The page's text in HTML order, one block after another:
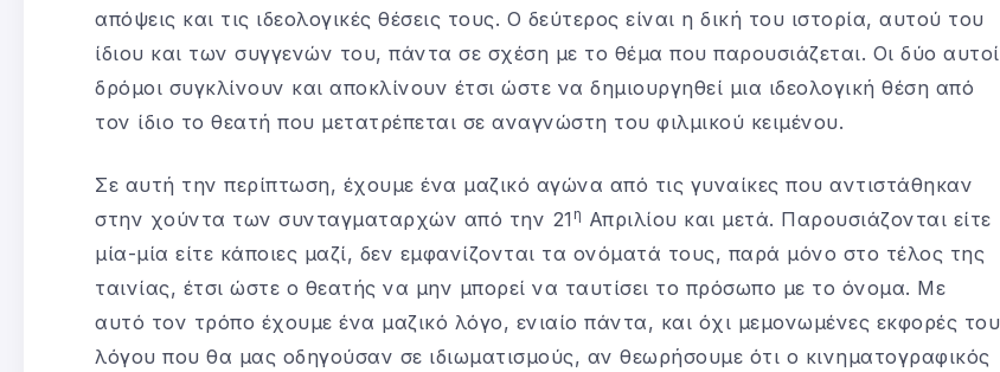
απόψεις και τις ιδεολογικές θέσεις τους. Ο δεύτερος είναι η δική του ιστορία, αυτού του
ίδιου και των συγγενών του, πάντα σε σχέση με το θέμα που παρουσιάζεται. Οι δύο αυτοί
δρόμοι συγκλίνουν και αποκλίνουν έτσι ώστε να δημιουργηθεί μια ιδεολογική θέση από
τον ίδιο το θεατή που μετατρέπεται σε αναγνώστη του φιλμικού κειμένου.
Σε αυτή την περίπτωση, έχουμε ένα μαζικό αγώνα από τις γυναίκες που αντιστάθηκαν
στην χούντα των συνταγματαρχών από την 21 η Απριλίου και μετά. Παρουσιάζονται είτε
μία-μία είτε κάποιες μαζί, δεν εμφανίζονται τα ονόματά τους, παρά μόνο στο τέλος της
ταινίας, έτσι ώστε ο θεατής να μην μπορεί να ταυτίσει το πρόσωπο με το όνομα. Με
αυτό τον τρόπο έχουμε ένα μαζικό λόγο, ενιαίο πάντα, και όχι μεμονωμένες εκφορές του
λόγου που θα μας οδηγούσαν σε ιδιωματισμούς, αν θεωρήσουμε ότι ο κινηματογραφικός